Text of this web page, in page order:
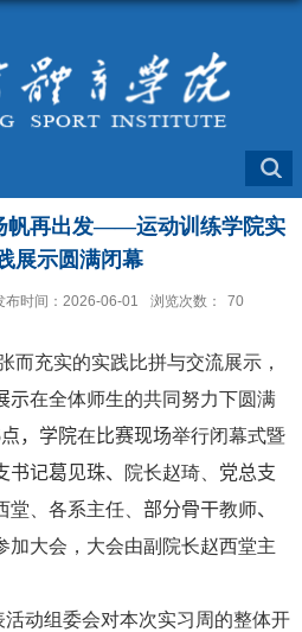
帆再出发——运动训练学院实
展示圆满闭幕
布时间：2026-06-01 浏览次数： 70
而充实的实践比拼与交流展示，
示在全体师生的共同努力下圆满
点，学院在 比赛现场举行闭幕式暨
书记葛见珠、 院长赵琦、 党总支
、各系主任、 部分骨干教师、
加大会，大会由副院长赵西堂主
动组委会对本次实习周的整体开